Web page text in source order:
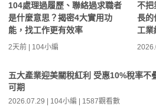
104處理過履歷、聯絡過求職者
是什麼意思？揭密4大實用功
能，找工作更有效率
2天前 | 104小編
不把
長的
工業
五大產業迎美關稅紅利 受惠10%稅率不
可期
2026.07.29 | 104小編 | 1587觀看數